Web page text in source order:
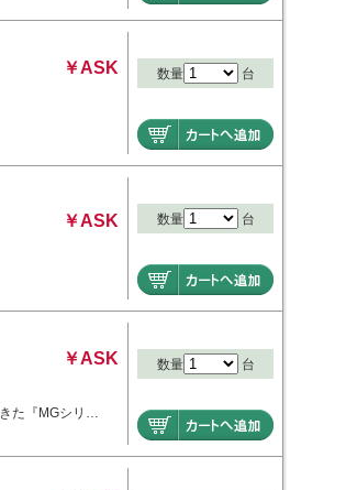
￥ASK 数量 台
￥ASK 数量 台
￥ASK
た『MGシリ…
数量 台